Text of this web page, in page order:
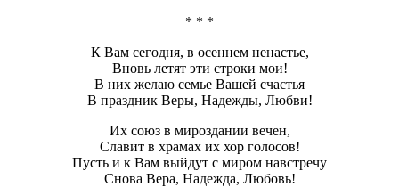
* * *
К Вам сегодня, в осеннем ненастье,
Вновь летят эти строки мои!
В них желаю семье Вашей счастья
В праздник Веры, Надежды, Любви!
Их союз в мироздании вечен,
Славит в храмах их хор голосов!
Пусть и к Вам выйдут с миром навстречу
Снова Вера, Надежда, Любовь!